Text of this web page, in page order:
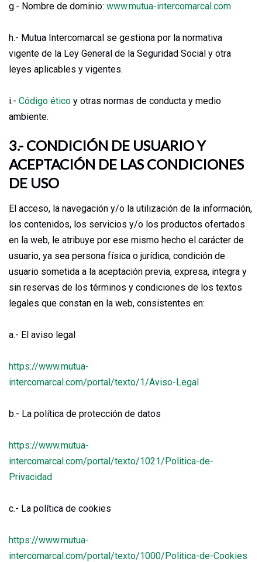
g.- Nombre de dominio: www.mutua-intercomarcal.com
h.- Mutua Intercomarcal se gestiona por la normativa
vigente de la Ley General de la Seguridad Social y otra
leyes aplicables y vigentes.
i.- Código ético y otras normas de conducta y medio
ambiente.
3.- CONDICIÓN DE USUARIO Y
ACEPTACIÓN DE LAS CONDICIONES
DE USO
El acceso, la navegación y/o la utilización de la información,
los contenidos, los servicios y/o los productos ofertados
en la web, le atribuye por ese mismo hecho el carácter de
usuario, ya sea persona física o jurídica, condición de
usuario sometida a la aceptación previa, expresa, integra y
sin reservas de los términos y condiciones de los textos
legales que constan en la web, consistentes en:
a.- El aviso legal
https://www.mutua-
intercomarcal.com/portal/texto/1/Aviso-Legal
b.- La política de protección de datos
https://www.mutua-
intercomarcal.com/portal/texto/1021/Politica-de-
Privacidad
c.- La política de cookies
https://www.mutua-
intercomarcal.com/portal/texto/1000/Politica-de-Cookies